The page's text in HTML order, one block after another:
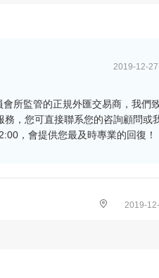
2019-12-
所監管的正規外匯交易商，我們
，您可直接聯系您的咨詢顧問或
，會提供您最及時專業的回復！
2019-